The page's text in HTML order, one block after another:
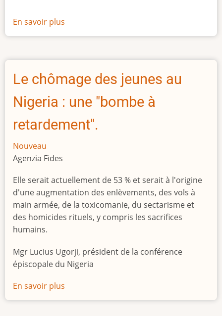
En savoir plus
La
taille
l'Afrique
Le chômage des jeunes au
Nigeria : une "bombe à
retardement".
Nouveau
Agenzia Fides
Elle serait actuellement de 53 % et serait à l'origine
d'une augmentation des enlèvements, des vols à
main armée, de la toxicomanie, du sectarisme et
des homicides rituels, y compris les sacrifices
humains.
Mgr Lucius Ugorji, président de la conférence
épiscopale du Nigeria
En savoir plus
Le